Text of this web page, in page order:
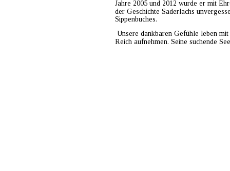
Jahre 2005 und 2012 wurde er mit
der Geschichte Saderlachs
Sippenbuches.
Unsere dankbaren Gefühle leben
Reich aufnehmen. Seine suchende